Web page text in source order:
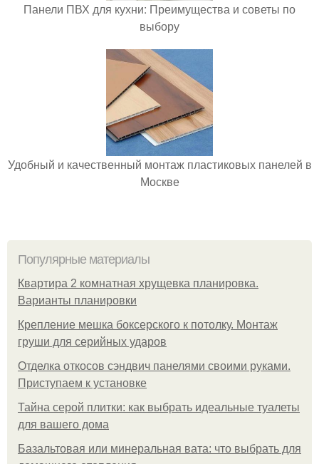
Панели ПВХ для кухни: Преимущества и советы по
выбору
Удобный и качественный монтаж пластиковых панелей в
Москве
Популярные материалы
Квартира 2 комнатная хрущевка планировка.
Варианты планировки
Крепление мешка боксерского к потолку. Монтаж
груши для серийных ударов
Отделка откосов сэндвич панелями своими руками.
Приступаем к установке
Тайна серой плитки: как выбрать идеальные туалеты
для вашего дома
Базальтовая или минеральная вата: что выбрать для